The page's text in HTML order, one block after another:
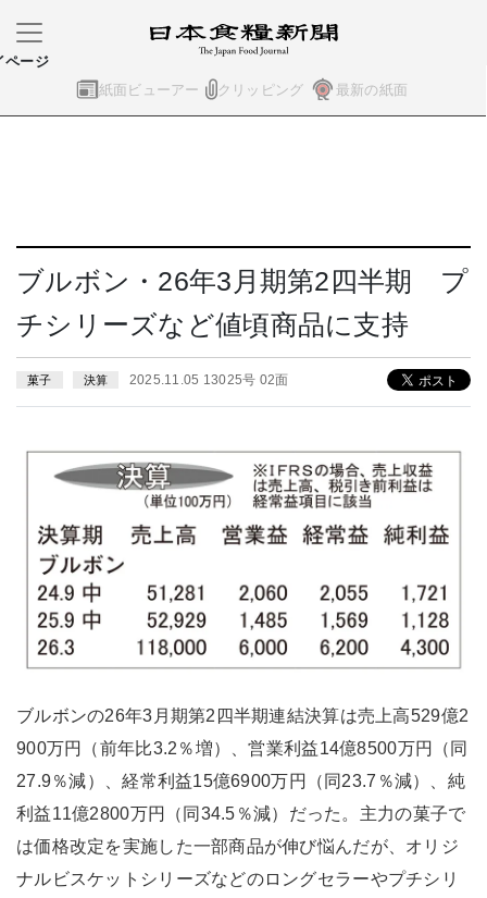
紙面ビューアー クリッピング 最新の紙面
ページ
ブルボン・26年3月期第2四半期 プ
チシリーズなど値頃商品に支持
菓子 決算 2025.11.05 13025号 02面
ブルボンの26年3月期第2四半期連結決算は売上高529億2
900万円（前年比3.2％増）、営業利益14億8500万円（同
27.9％減）、経常利益15億6900万円（同23.7％減）、純
利益11億2800万円（同34.5％減）だった。主力の菓子で
は価格改定を実施した一部商品が伸び悩んだが、オリジ
ナルビスケットシリーズなどのロングセラーやプチシリ